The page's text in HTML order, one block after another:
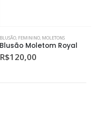
,FEMININO,MOLETONS
Moletom Royal
120,00